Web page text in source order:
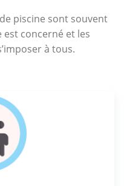
piscine sont souvent
concerné et les
à tous.